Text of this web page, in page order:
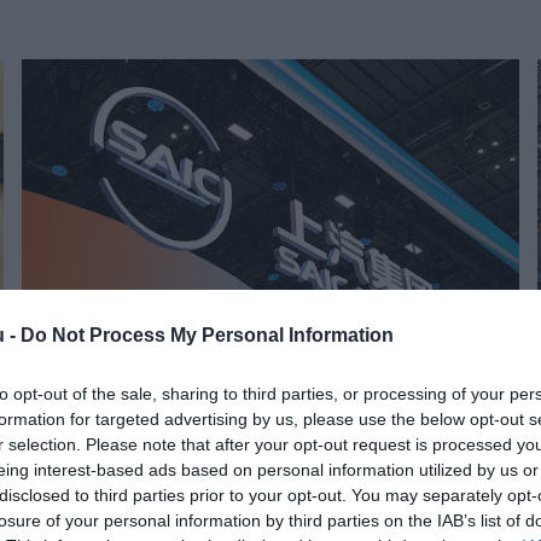
- Do Not Process My Personal Information
opt-out of the sale, sharing to third parties, or processing of your
for targeted advertising by us, please use the below opt-out
selection. Please note that after your opt-out request is processed
interest-based ads based on personal information utilized by us
to third parties prior to your opt-out. You may separately
of your personal information by third parties on the IAB’s list of
AUTÓIPAR
Hoppá! Itt építi első európai gyárát a népszerű
kínai autógyártó
Spanyolországban építi fel első európai elektromosautó-gyárát a